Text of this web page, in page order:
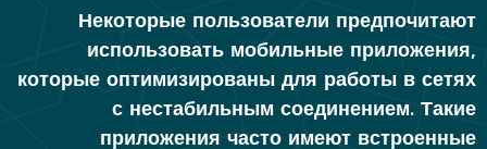
Некоторые пользователи предпочитают
использовать мобильные приложения,
которые оптимизированы для работы в сетях
с нестабильным соединением. Такие
приложения часто имеют встроенные